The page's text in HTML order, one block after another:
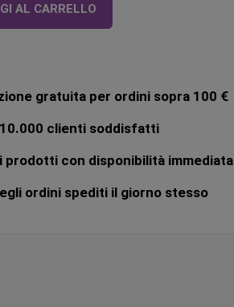
AL CARRELLO
gratuita per ordini sopra 100 €
clienti soddisfatti
prodotti con disponibilità immediata
ordini spediti il giorno stesso